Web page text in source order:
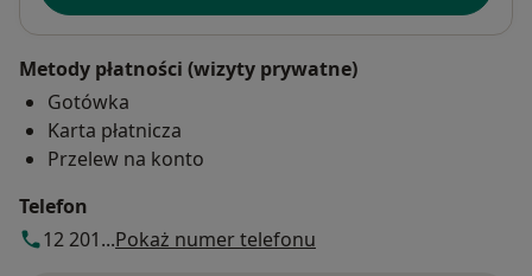
Metody płatności (wizyty prywatne)
Gotówka
Karta płatnicza
Przelew na konto
Telefon
12 201...Pokaż numer telefonu